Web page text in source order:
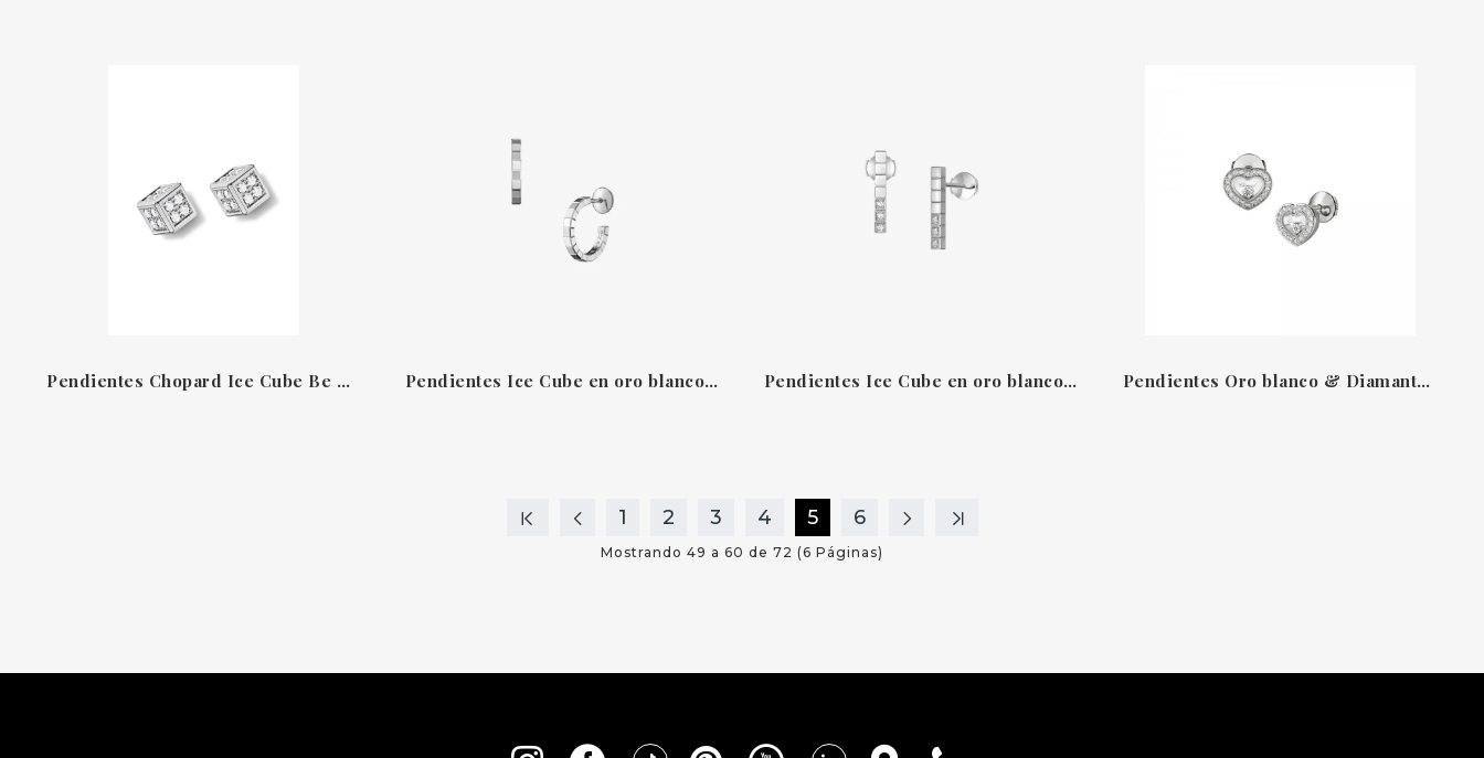
Pendientes Chopard Ice Cube Be Cube — Oro Blanco Ético 18k con Diamantes Pendientes Ice Cube en oro blanco Chopard Pendientes Ice Cube en oro blanco con diamantes Chopard Pendientes Oro blanco & Diamantes Happy Diamonds Chopard
1 2 3 4 5 6
Mostrando 49 a 60 de 72 (6 Páginas)